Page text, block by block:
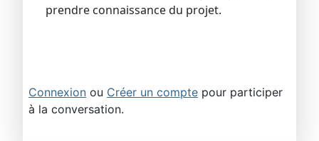
prendre connaissance du projet.
Connexion ou Créer un compte pour participer
à la conversation.